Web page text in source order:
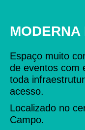
MODERNA
Espaço muito
de eventos com
toda
acesso.
Localizado no
Campo.